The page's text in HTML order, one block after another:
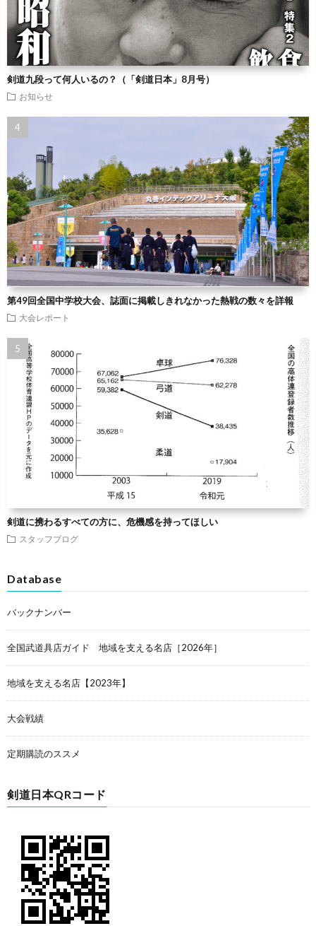
剣道九段って何人いるの？（「剣道日本」8月号）
お知らせ
第49回全国中学校大会、誌面に掲載しきれなかった熱戦の数々を詳報
大会レポート
剣道に携わるすべての方に、危機感を持ってほしい
スタッフブログ
Database
バックナンバー
全国武道具店ガイド 地域を支える名店［2026年］
地域を支える名店【2023年】
大会戦績
定期購読のススメ
剣道日本QRコード